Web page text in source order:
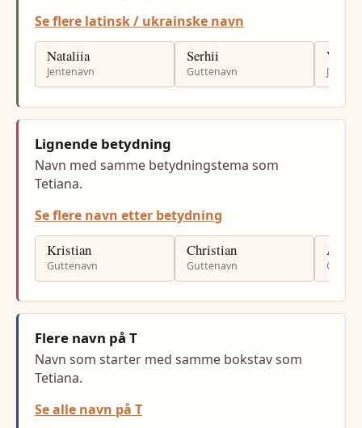
Se flere latinsk / ukrainske navn
Nataliia
Jentenavn
Serhii
Guttenavn
Lignende betydning
Navn med samme betydningstema som
Tetiana.
Se flere navn etter betydning
Kristian
Guttenavn
Christian
Guttenavn
Adrian
Flere navn på T
Navn som starter med samme bokstav som
Tetiana.
Se alle navn på T